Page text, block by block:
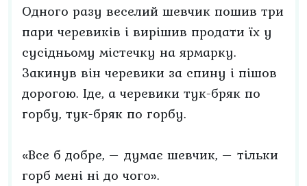
Одного разу веселий шевчик пошив три
пари черевиків і вирішив продати їх у
сусідньому містечку на ярмарку.
Закинув він черевики за спину і пішов
дорогою. Іде, а черевики тук-бряк по
горбу, тук-бряк по горбу.
«Все б добре, – думає шевчик, – тільки
горб мені ні до чого».